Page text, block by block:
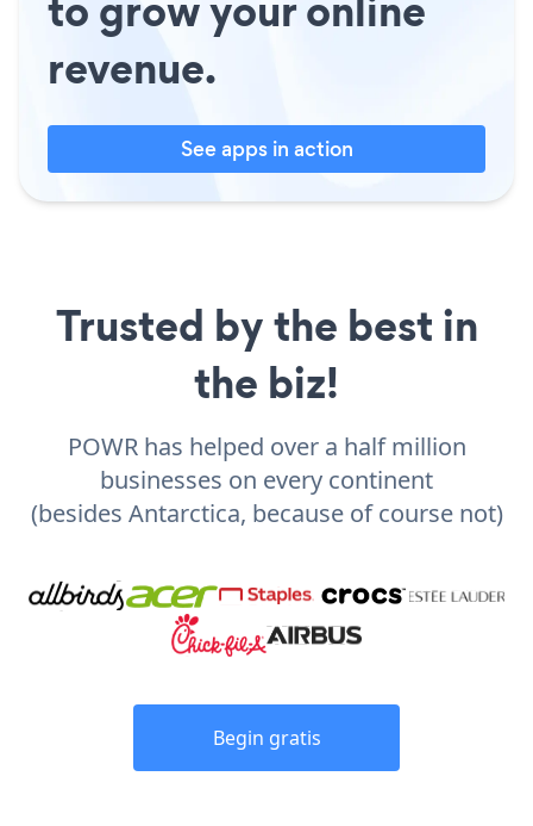
revenue.
See apps in action
Trusted by the best in
the biz!
POWR has helped over a half million
businesses on every continent
(besides Antarctica, because of course not)
Begin gratis